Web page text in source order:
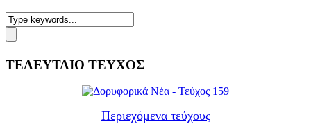
ΤΕΛΕΥΤΑΙΟ ΤΕΥΧΟΣ
Περιεχόμενα τεύχους